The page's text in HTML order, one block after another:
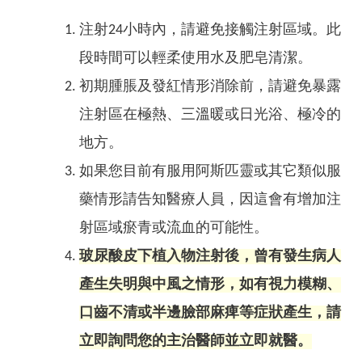
注射24小時內，請避免接觸注射區域。此
段時間可以輕柔使用水及肥皂清潔。
初期腫脹及發紅情形消除前，請避免暴露
注射區在極熱、三溫暖或日光浴、極冷的
地方。
如果您目前有服用阿斯匹靈或其它類似服
藥情形請告知醫療人員，因這會有增加注
射區域瘀青或流血的可能性。
玻尿酸皮下植入物注射後，曾有發生病人
產生失明與中風之情形，如有視力模糊、
口齒不清或半邊臉部麻痺等症狀產生，請
立即詢問您的主治醫師並立即就醫。